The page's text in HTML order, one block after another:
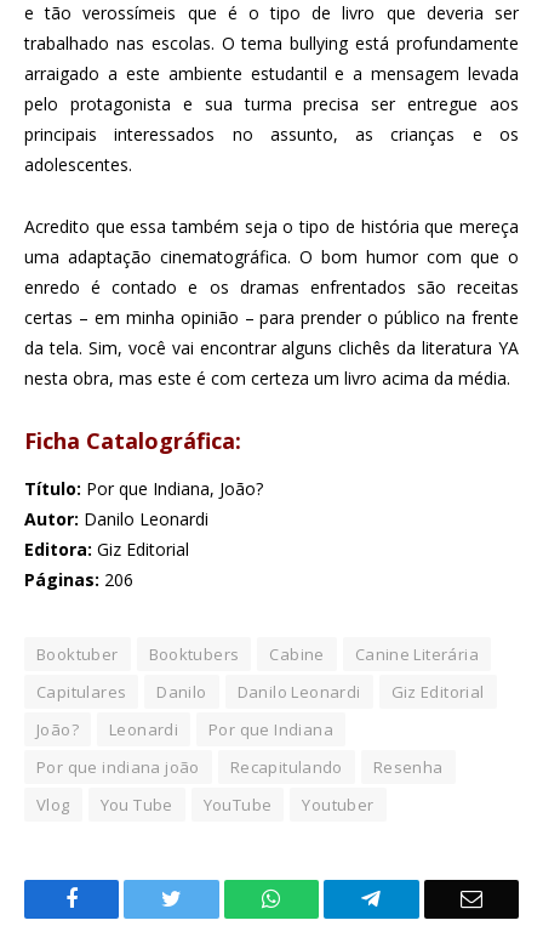
e tão verossímeis que é o tipo de livro que deveria ser
trabalhado nas escolas. O tema bullying está profundamente
arraigado a este ambiente estudantil e a mensagem levada
pelo protagonista e sua turma precisa ser entregue aos
principais interessados no assunto, as crianças e os
adolescentes.
Acredito que essa também seja o tipo de história que mereça
uma adaptação cinematográfica. O bom humor com que o
enredo é contado e os dramas enfrentados são receitas
certas – em minha opinião – para prender o público na frente
da tela. Sim, você vai encontrar alguns clichês da literatura YA
nesta obra, mas este é com certeza um livro acima da média.
Ficha Catalográfica:
Título: Por que Indiana, João?
Autor: Danilo Leonardi
Editora: Giz Editorial
Páginas: 206
Booktuber Booktubers Cabine
Canine Literária
Capitulares
Danilo Danilo Leonardi
Giz Editorial
João?
Leonardi
Por que Indiana
Por que indiana joão
Recapitulando
Resenha
Vlog
You Tube YouTube Youtuber
Facebook WhatsApp Telegram Email